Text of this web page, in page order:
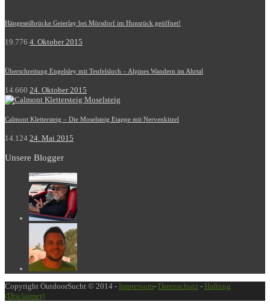
Hängeseilbrücke Geierlay bei Mörsdorf im Hunsrück geöffnet!
19.776 4. Oktober 2015
Überschreitung Engelsley mit Teufelsloch – Alpines Wandern im Ahrtal
14.660 24. Oktober 2015
Calmont Klettersteig – Die Moselsteig Etappe mit Nervenkitzel
14.124 24. Mai 2015
Unsere Blogger
Copyright OutdoorSucht © 2014 - Impressum- Datenschutz - Haftung
(Disclaimer)